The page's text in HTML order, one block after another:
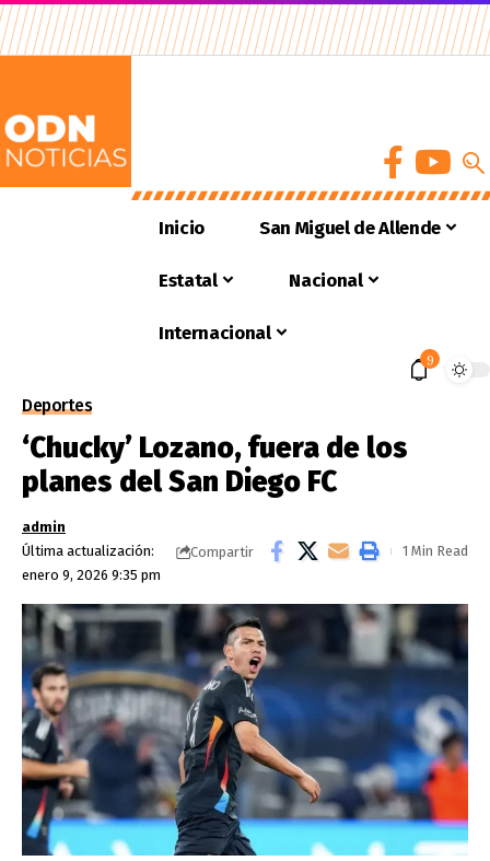
Inicio San Miguel de Allende
Estatal Nacional
Internacional
9
Deportes
‘Chucky’ Lozano, fuera de los
planes del San Diego FC
Última actualización:
enero 9, 2026 9:35 pm
admin
Compartir
1 Min Read